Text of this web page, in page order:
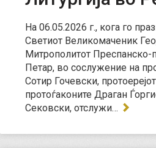
На 06.05.2026 г., кога го
Светиот Великомаченик
Митрополитот Преспанско-
Петар, во сослужение на
Сотир Гочевски,
протоѓаконите Драган
Сековски, отслужи…